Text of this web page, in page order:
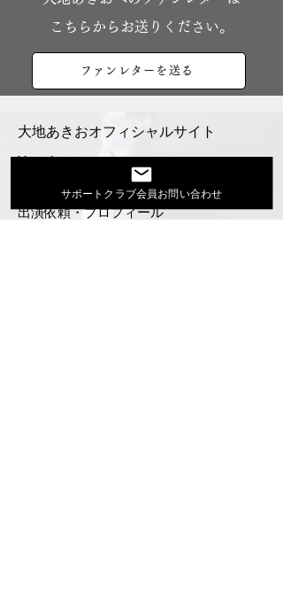
こちらからお送りください。
ファンレターを送る
大地あきおオフィシャルサイト
Youtube
出演依頼・プロフィール
サポートクラブ会員お問い合わせ